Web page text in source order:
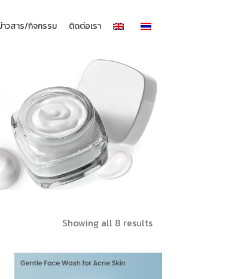
าวสาร/กิจกรรม ติดต่อเรา
Showing all 8 resultsSorted
latest